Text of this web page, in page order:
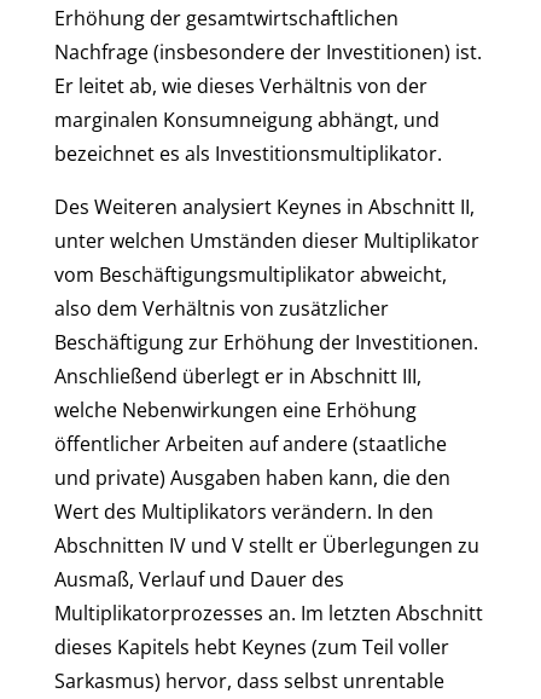
Erhöhung der gesamtwirtschaftlichen
Nachfrage (insbesondere der Investitionen) ist.
Er leitet ab, wie dieses Verhältnis von der
marginalen Konsumneigung abhängt, und
bezeichnet es als Investitionsmultiplikator.
Des Weiteren analysiert Keynes in Abschnitt II,
unter welchen Umständen dieser Multiplikator
vom Beschäftigungsmultiplikator abweicht,
also dem Verhältnis von zusätzlicher
Beschäftigung zur Erhöhung der Investitionen.
Anschließend überlegt er in Abschnitt III,
welche Nebenwirkungen eine Erhöhung
öffentlicher Arbeiten auf andere (staatliche
und private) Ausgaben haben kann, die den
Wert des Multiplikators verändern. In den
Abschnitten IV und V stellt er Überlegungen zu
Ausmaß, Verlauf und Dauer des
Multiplikatorprozesses an. Im letzten Abschnitt
dieses Kapitels hebt Keynes (zum Teil voller
Sarkasmus) hervor, dass selbst unrentable